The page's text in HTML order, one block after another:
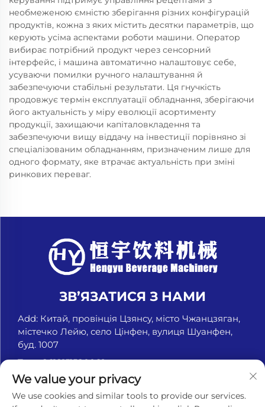
необмеженою ємністю зберігання різних конфігурацій
продуктів, кожна з яких містить десятки параметрів, що
керують усіма аспектами роботи машини. Оператор
вибирає потрібний продукт через сенсорний
інтерфейс, і машина автоматично налаштовує себе,
усуваючи помилки ручного налаштування й
забезпечуючи стабільні результати. Ця гнучкість
продовжує термін експлуатації обладнання, зберігаючи
його актуальність у міру еволюції асортименту
продукції, захищаючи капіталовкладення та
забезпечуючи вищу віддачу на інвестиції порівняно зі
спеціалізованим обладнанням, призначеним лише для
одного формату, яке втрачає актуальність при зміні
ринкових переваг.
ЗВ’ЯЗАТИСЯ З НАМИ
Add: Китай, провінція Цзянсу, місто Чжанцзяган,
містечко Лейю, село Цінфен, вулиця Шуанфен,
буд. 1007
Тел.:+8618151580069
Ел. пошта:[email protected]
We value your privacy
We use cookies and similar tools to provide our services.